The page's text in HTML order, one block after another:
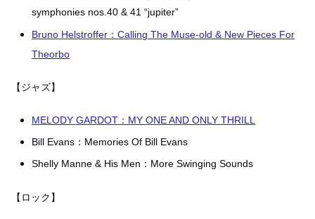
symphonies nos.40 & 41 “jupiter”
Bruno Helstroffer：Calling The Muse-old & New Pieces For
Theorbo
【ジャズ】
MELODY GARDOT：MY ONE AND ONLY THRILL
Bill Evans：Memories Of Bill Evans
Shelly Manne & His Men：More Swinging Sounds
【ロック】